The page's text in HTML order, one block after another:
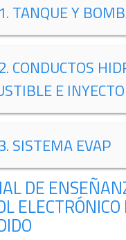
TANQUE Y
CONDUCTOS
E
SISTEMA EVAP
DE